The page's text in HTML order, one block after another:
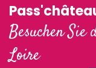
Besuchen Sie
Loire